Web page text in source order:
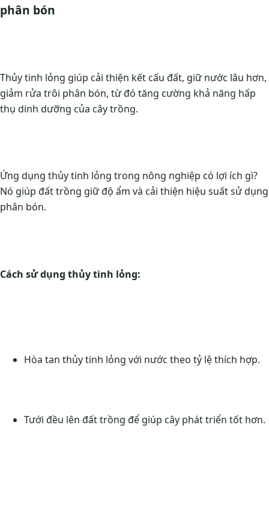
phân bón
Thủy tinh lỏng giúp cải thiện kết cấu đất, giữ nước lâu hơn,
giảm rửa trôi phân bón, từ đó tăng cường khả năng hấp
thụ dinh dưỡng của cây trồng.
Ứng dụng thủy tinh lỏng trong nông nghiệp có lợi ích gì?
Nó giúp đất trồng giữ độ ẩm và cải thiện hiệu suất sử dụng
phân bón.
Cách sử dụng thủy tinh lỏng:
Hòa tan thủy tinh lỏng với nước theo tỷ lệ thích hợp.
Tưới đều lên đất trồng để giúp cây phát triển tốt hơn.